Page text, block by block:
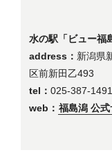
水の駅「ビュー福
address： 新潟県
区前新田乙493
tel： 025-387-1491
web： 福島潟 公式